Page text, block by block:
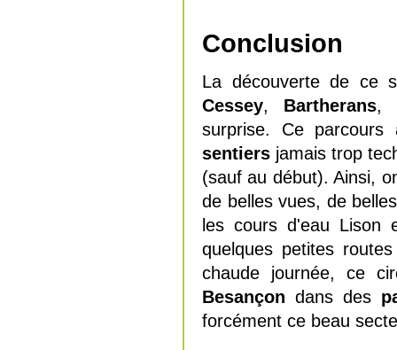
Conclusion
La découverte de ce
Cessey, Bartherans,
surprise. Ce
sentiers jamais trop
(sauf au début). Ainsi,
de belles vues, de
les cours d'eau Lison
quelques petites
chaude journée, ce
Besançon dans des
forcément ce beau